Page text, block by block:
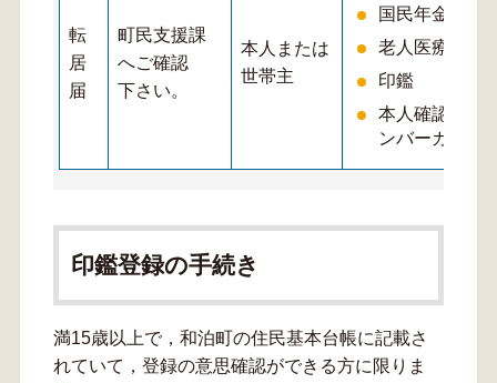
転
居
届
町民支援課
へご確認
下さい。
本人または
世帯主
国民年金手帳
老人医療受給
印鑑
本人確認書面
ンバーカード
印鑑登録の手続き
満15歳以上で，和泊町の住民基本台帳に記載さ
れていて，登録の意思確認ができる方に限りま